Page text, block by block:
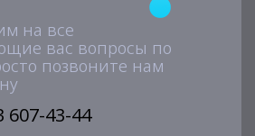
на все
вас вопросы по
позвоните нам
607-43-44